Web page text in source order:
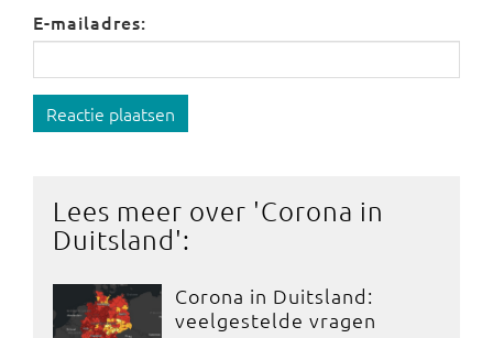
E-mailadres:
Reactie plaatsen
Lees meer over 'Corona in
Duitsland':
Corona in Duitsland:
veelgestelde vragen